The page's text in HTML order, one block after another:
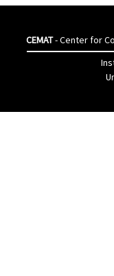
CEMAT- Center for